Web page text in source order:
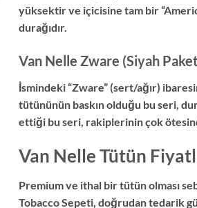
yüksektir ve içicisine tam bir
durağıdır.
Van Nelle Zware (Siyah
İsmindeki “Zware” (sert/ağır)
tütününün baskın olduğu bu seri,
ettiği bu seri, rakiplerinin çok
Van Nelle Tütün
Premium ve ithal bir tütün olması
Tobacco Sepeti, doğrudan tedarik